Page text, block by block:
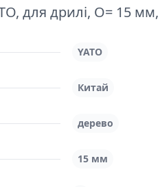
для дрилі, O= 15
YATO
Китай
дерево
15 мм